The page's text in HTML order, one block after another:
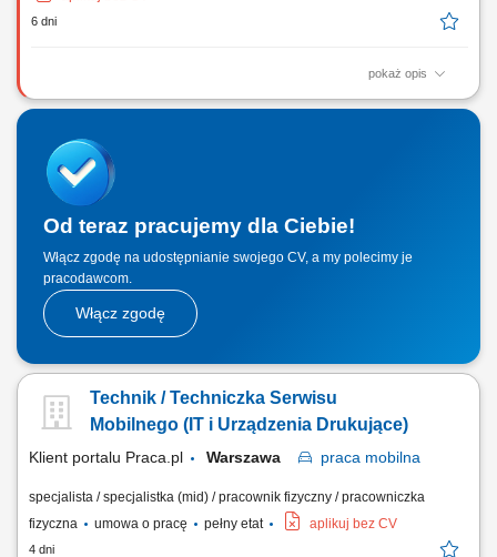
6 dni
pokaż opis
Twój zakres obowiązków: Jako Technik / Konserwator Obiektu w
przygotowanym harmonogramem. Dbasz o sprawne funkcjonowanie
instalacji budynkowych oraz wykonujesz drobne naprawy i regulacje. Z
naszej strony oferujemy pełne wdrożenie...
Od teraz pracujemy dla Ciebie!
Włącz zgodę na udostępnianie swojego CV, a my polecimy je
pracodawcom.
Włącz zgodę
Technik / Techniczka Serwisu
Mobilnego (IT i Urządzenia Drukujące)
Klient portalu Praca.pl Warszawa praca mobilna
specjalista / specjalistka (mid) / pracownik fizyczny / pracowniczka
fizyczna
umowa o pracę pełny etat aplikuj bez CV
4 dni